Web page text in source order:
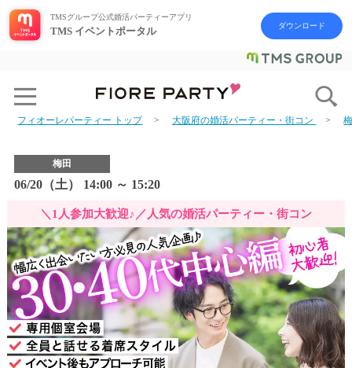
TMSグループ公式婚活パーティーアプリ
TMS イベントポータル ダウンロード
フィオーレパーティー トップ 大阪府の婚活パーティー・街コン
梅田
06/20（土） 14:00 ～ 15:20
＼1人参加大歓迎♪／人気の婚活パーティー・街コン